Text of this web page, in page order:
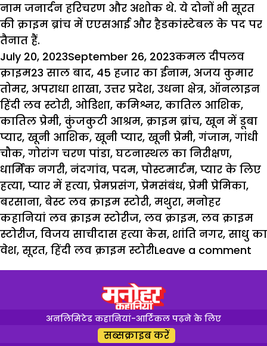
नाम जनार्दन हरिचरण और अशोक थे. ये दोनों भी सूरत
की क्राइम ब्रांच में एएसआई और हैडकांस्टेबल के पद पर
तैनात हैं.
Posted
on
July 20, 2023September 26, 2023Author
कमल दीपलव
क्राइमTags
23 साल बाद, 45 हजार का ईनाम, अजय कुमार
तोमर, अपराधा शाखा, उत्तर प्रदेश, उधना क्षेत्र, ऑनलाइन
हिंदी लव स्टोरी, ओडिशा, कमिश्नर, कातिल आशिक,
कातिल प्रेमी, कुंजकुटी आश्रम, क्राइम ब्रांच, खून में डूबा
प्यार, खूनी आशिक, खूनी प्यार, खूनी प्रेमी, गंजाम, गांधी
चौक, गोरांग चरण पांडा, घटनास्थल का निरीक्षण,
धार्मिक नगरी, नंदगांव, पदम, पोस्टमार्टम, प्यार के लिए
हत्या, प्यार में हत्या, प्रेमप्रसंग, प्रेमसंबंध, प्रेमी प्रेमिका,
बरसाना, बेस्ट लव क्राइम स्टोरी, मथुरा, मनोहर
कहानियां लव क्राइम स्टोरीज, लव क्राइम, लव क्राइम
स्टोरीज, विजय साचीदास हत्या केस, शांति नगर, साधु का
वेश, सूरत, हिंदी लव क्राइम स्टोरीLeave a comment
अनलिमिटेड कहानियां-आर्टिकल पढ़ने के लिए
सब्सक्राइब करें